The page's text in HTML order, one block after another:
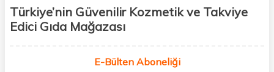
Türkiye’nin Güvenilir Kozmetik ve Takviye
Edici Gıda Mağazası
kişisel bakım hem de takviye edici gıda ürünlerini sizlerle
buluşturuyoruz. Artık mağaza mağaza dolaşmanıza gerek yok;
E-Bülten Aboneliği